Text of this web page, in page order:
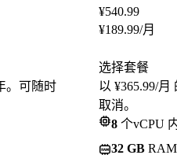
。可随时
¥540.99
¥189.99/月
选择套餐
以 ¥365.99/
取消。
8 个vCPU
32 GB RAM